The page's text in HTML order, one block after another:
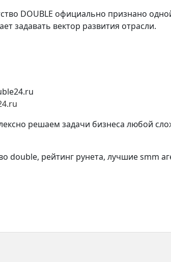
DOUBLE официально признано
задавать вектор развития отрасли.
решаем задачи бизнеса любой
double, рейтинг рунета, лучшие smm